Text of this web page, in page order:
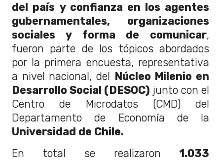
del país y confianza en los agentes
gubernamentales, organizaciones
sociales y forma de comunicar,
fueron parte de los tópicos abordados
por la primera encuesta, representativa
a nivel nacional, del Núcleo Milenio en
Desarrollo Social (DESOC) junto con el
Centro de Microdatos (CMD) del
Departamento de Economía de la
Universidad de Chile.
En total se realizaron1.033